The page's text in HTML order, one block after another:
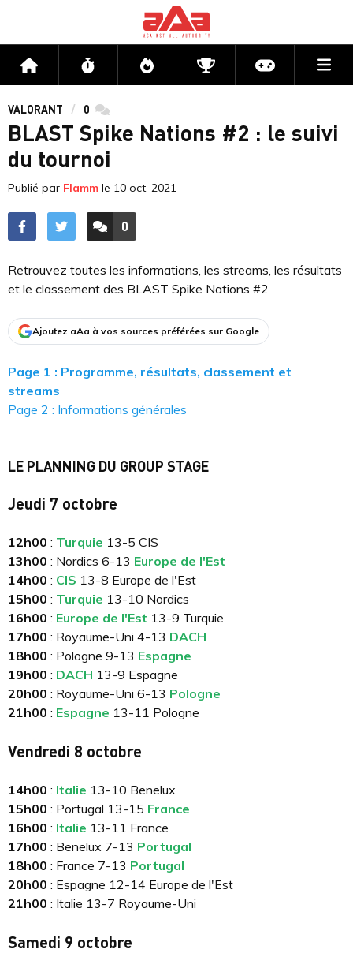
Accueil Flux Directs CompétitionsActu jeux
VALORANT 0 commentaires
BLAST Spike Nations #2 : le suivi
du tournoi
Publié par Flamm le 10 oct. 2021
ACCÉDER AUX
0
COMMENTAIRES
Retrouvez toutes les informations, les streams, les résultats
et le classement des BLAST Spike Nations #2
Ajoutez aAa à vos sources préférées sur Google
Page 1 : Programme, résultats, classement et
streams
Page 2 : Informations générales
LE PLANNING DU GROUP STAGE
Jeudi 7 octobre
12h00 : Turquie 13-5 CIS
13h00 : Nordics 6-13 Europe de l'Est
14h00 : CIS 13-8 Europe de l'Est
15h00 : Turquie 13-10 Nordics
16h00 : Europe de l'Est 13-9 Turquie
17h00 : Royaume-Uni 4-13 DACH
18h00 : Pologne 9-13 Espagne
19h00 : DACH 13-9 Espagne
20h00 : Royaume-Uni 6-13 Pologne
21h00 : Espagne 13-11 Pologne
Vendredi 8 octobre
14h00 : Italie 13-10 Benelux
15h00 : Portugal 13-15 France
16h00 : Italie 13-11 France
17h00 : Benelux 7-13 Portugal
18h00 : France 7-13 Portugal
20h00 : Espagne 12-14 Europe de l'Est
21h00 : Italie 13-7 Royaume-Uni
Samedi 9 octobre